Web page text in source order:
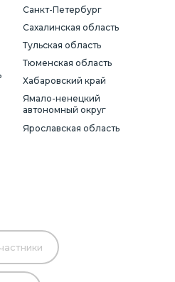
Санкт-Петербург
Сахалинская область
Тульская область
Тюменская область
Хабаровский край
Ямало-ненецкий
автономный округ
Ярославская область